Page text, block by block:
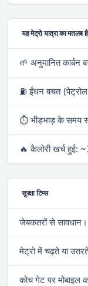
यह मेट्रो यात्रा का मतलब है
🌱 अनुमानित
⛽ ईंधन बचत
⏱ भीड़भाड़ के समय
🔥 कैलोरी खर्च हुई:
सुरक्षा टिप्स
जेबकतरों से सावधान।
मेट्रो में चढ़ते या
कोच गेट पर मोबाइल